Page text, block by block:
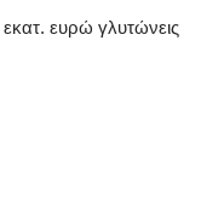
ευρώ γλυτώνεις